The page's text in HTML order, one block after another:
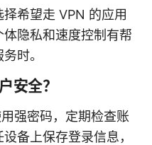
希望走 VPN 的应用
隐私和速度控制有帮
时。
安全？
强密码，定期检查账
备上保存登录信息，